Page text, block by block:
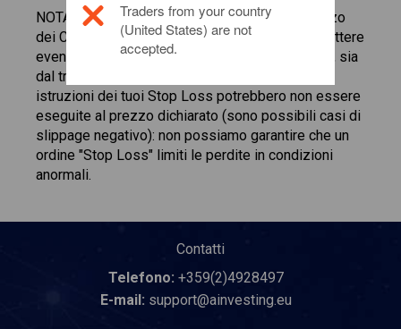
NOTA: In condizioni di mercato anomale, il prezzo
dei CFD potrebbe fluttuare rapidamente per riflettere
eventi imprevedibili e impossibili da controllare, sia
dal trader che dalla Società. Di conseguenza, le
istruzioni dei tuoi Stop Loss potrebbero non essere
eseguite al prezzo dichiarato (sono possibili casi di
slippage negativo): non possiamo garantire che un
ordine "Stop Loss" limiti le perdite in condizioni
anormali.
Contatti
Telefono: +359(2)4928497
E-mail: support@ainvesting.eu
Traders from your country
(United States) are not
accepted.